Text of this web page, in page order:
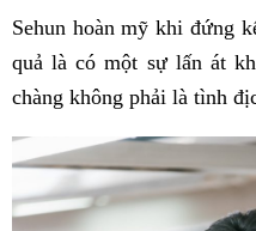
Sehun hoàn mỹ khi đứng
quả là có một sự lấn át
chàng không phải là tình